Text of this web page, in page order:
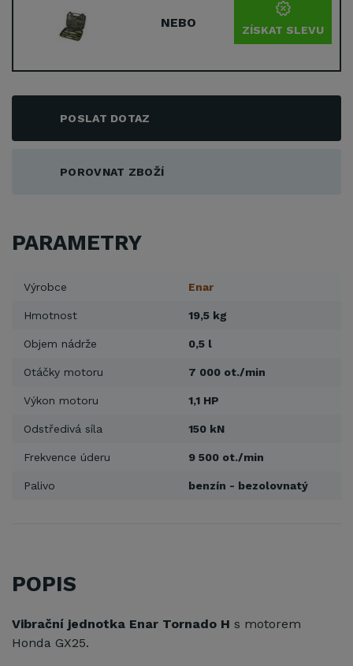
POSLAT DOTAZ
POROVNAT ZBOŽÍ
NEBO ZÍSKAT SLEVU
PARAMETRY
Výrobce Enar
Hmotnost 19,5 kg
Objem nádrže 0,5 l
Otáčky motoru 7 000 ot./min
Výkon motoru 1,1 HP
Odstředivá síla 150 kN
Frekvence úderu 9 500 ot./min
Palivo benzín - bezolovnatý
POPIS
Vibrační jednotka Enar Tornado H s motorem
Honda GX25.